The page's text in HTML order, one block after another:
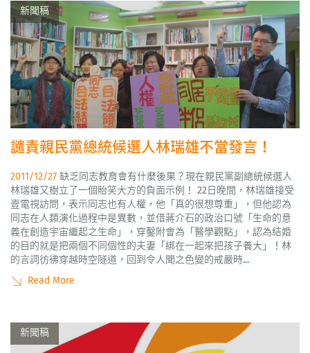
新聞稿
譴責親民黨總統候選人林瑞雄不當發言！
2011/12/27 缺乏同志教育會有什麼後果？現在親民黨副總統候選人
林瑞雄又樹立了一個貽笑大方的負面示例！ 22日晚間，林瑞雄接受
壹電視訪問，表示同志也有人權，他「真的很想尊重」，但他認為
同志在人類演化過程中是異數，並借蔣介石的政治口號「生命的意
義在創造宇宙繼起之生命」，穿鑿附會為「醫學觀點」，認為結婚
的目的就是把兩個不同個性的夫妻「綁在一起來把孩子養大」！林
的言詞彷彿穿越時空隧道，回到令人聞之色變的戒嚴時...
Read More
新聞稿